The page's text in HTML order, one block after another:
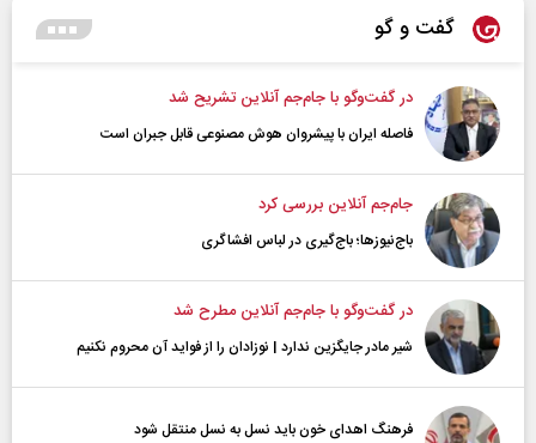
گفت و گو
در گفت‌و‌گو با جام‌جم آنلاین تشریح شد
فاصله ایران با پیشرو‌ان هوش مصنوعی قابل جبران است
جام‌جم آنلاین بررسی کرد
باج‌نیوزها؛ باج‌گیری در لباس افشاگری
در گفت‌و‌گو با جام‌جم آنلاین مطرح شد
شیر مادر جایگزین ندارد | نوزادان را از فواید آن محروم نکنیم
فرهنگ اهدای خون باید نسل به نسل منتقل شود